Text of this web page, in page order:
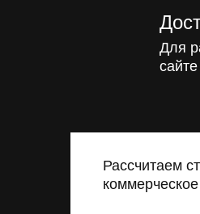
Для
Рассчитаем